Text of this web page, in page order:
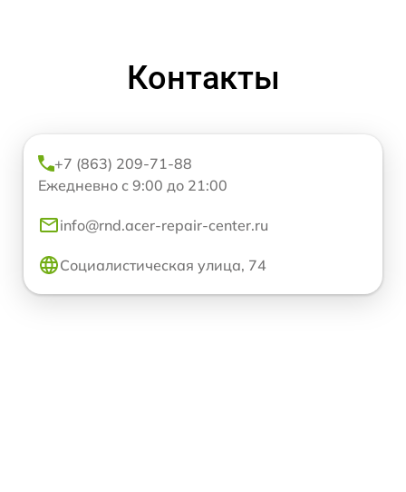
Контакты
+7 (863) 209-71-88
Ежедневно с 9:00 до 21:00
info@rnd.acer-repair-center.ru
Социалистическая улица, 74